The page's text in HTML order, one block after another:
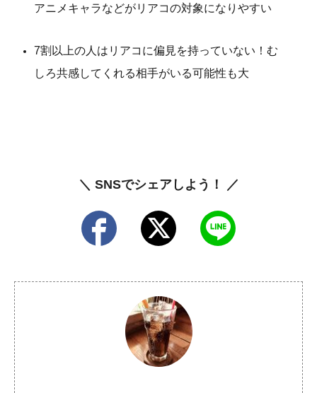
アニメキャラなどがリアコの対象になりやすい
7割以上の人はリアコに偏見を持っていない！む
しろ共感してくれる相手がいる可能性も大
＼ SNSでシェアしよう！ ／